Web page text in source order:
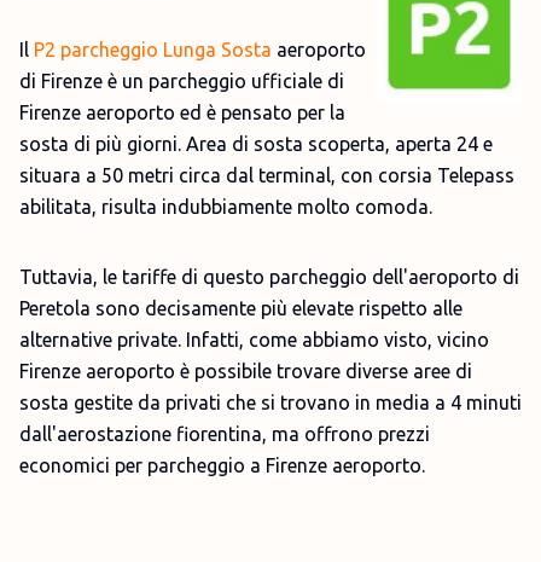
Il P2 parcheggio Lunga Sosta aeroporto
di Firenze è un parcheggio ufficiale di
Firenze aeroporto ed è pensato per la
sosta di più giorni. Area di sosta scoperta, aperta 24 e
situara a 50 metri circa dal terminal, con corsia Telepass
abilitata, risulta indubbiamente molto comoda.
Tuttavia, le tariffe di questo parcheggio dell'aeroporto di
Peretola sono decisamente più elevate rispetto alle
alternative private. Infatti, come abbiamo visto, vicino
Firenze aeroporto è possibile trovare diverse aree di
sosta gestite da privati che si trovano in media a 4 minuti
dall'aerostazione fiorentina, ma offrono prezzi
economici per parcheggio a Firenze aeroporto.